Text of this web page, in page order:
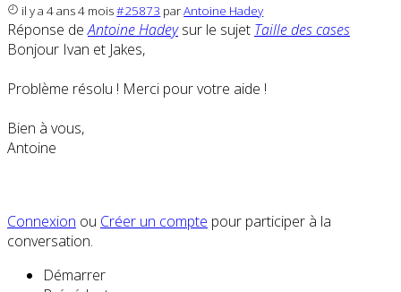
il y a 4 ans 4 mois#25873 parAntoine Hadey
Réponse deAntoine Hadeysur le sujet Taille des cases
Bonjour Ivan et Jakes,
Problème résolu ! Merci pour votre aide !
Bien à vous,
Antoine
Connexion ou Créer un compte pour participer à la
conversation.
Démarrer